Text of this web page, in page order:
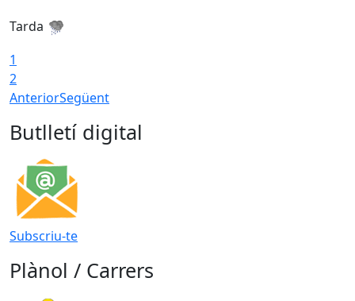
Tarda
1
2
AnteriorSegüent
Butlletí digital
Subscriu-te
Plànol / Carrers